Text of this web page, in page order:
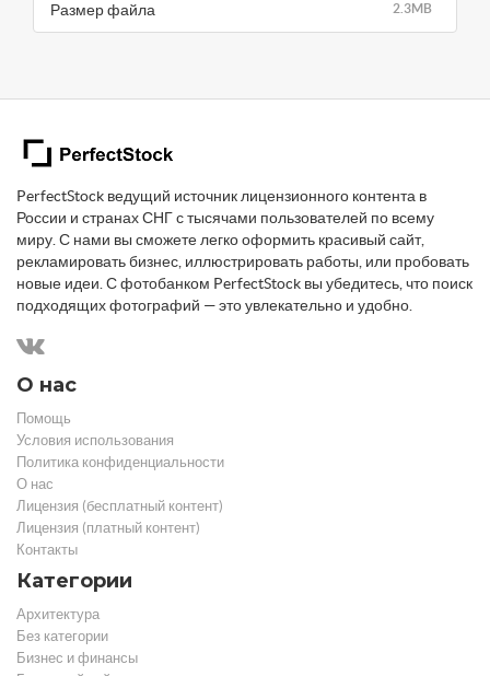
2.3MB
Размер файла
PerfectStock ведущий источник лицензионного контента в
России и странах СНГ с тысячами пользователей по всему
миру. С нами вы сможете легко оформить красивый сайт,
рекламировать бизнес, иллюстрировать работы, или пробовать
новые идеи. С фотобанком PerfectStock вы убедитесь, что поиск
подходящих фотографий — это увлекательно и удобно.
О нас
Помощь
Условия использования
Политика конфиденциальности
О нас
Лицензия (бесплатный контент)
Лицензия (платный контент)
Контакты
Категории
Архитектура
Без категории
Бизнес и финансы